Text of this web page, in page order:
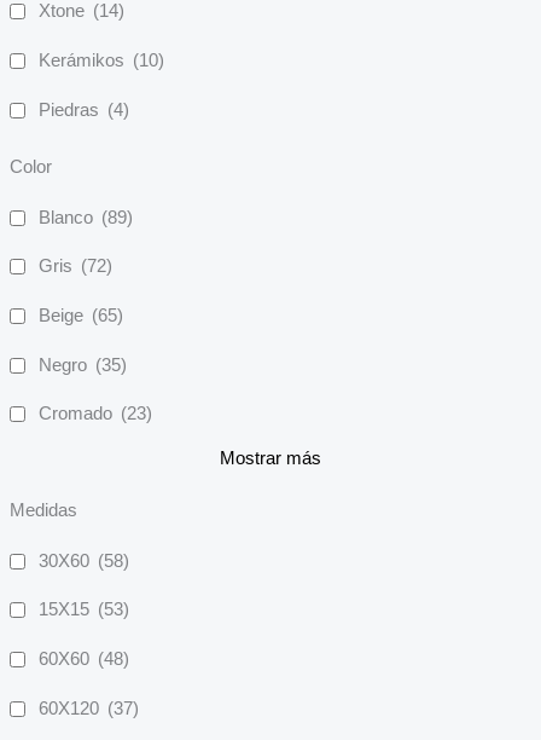
Xtone (14)
Kerámikos (10)
Piedras (4)
Color
Blanco (89)
Gris (72)
Beige (65)
Negro (35)
Cromado (23)
Mostrar más
Medidas
30X60 (58)
15X15 (53)
60X60 (48)
60X120 (37)